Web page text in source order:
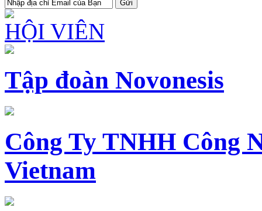
HỘI VIÊN
Tập đoàn Novonesis
Công Ty TNHH Công
Vietnam